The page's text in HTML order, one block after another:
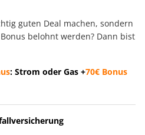
guten Deal machen, sondern
belohnt werden? Dann bist
: Strom oder Gas +70€ Bonus